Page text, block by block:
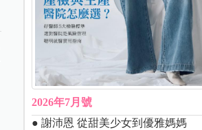
2026年7月號
● 謝沛恩 從甜美少女到優雅媽媽